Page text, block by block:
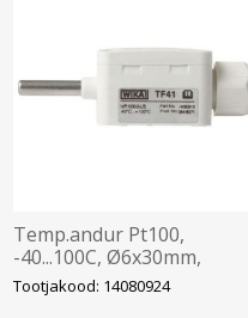
Temp.andur Pt100,
-40...100C, Ø6x30mm,
32x30x44mm, M16, 2-juhet,
UV kindel välialadele, WIKA
Tootjakood: 14080924